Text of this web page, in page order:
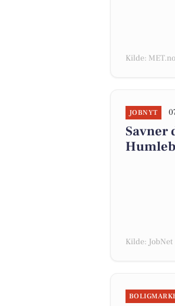
Kilde: MET.no
JOBNYT
Savner
Kilde: JobNet